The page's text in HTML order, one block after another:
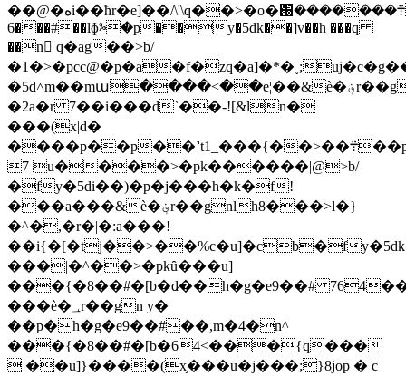
��@�هi��ћr�e]��/\'\q��>�o�܊�������֐-wv�n�
6���#��lɸⰳ�p��y�5dk��]v��h ���q
��n ْq�ag��>b/
�1�>�pcc@�p�a�f�zq�a]�*�˯;
�5d˄m��mա����<��e¦��&ѐ�؋r��gn
�2a�r 7��i���d`��-![&ln�
���(x|d�
����p��p��˺t1_���{��>��܊��p�����֐�
 7u����>�pk������|@>b/
�fy�5di��)�p�j���h�k�f!
���a���&ѐ�؋r��gnlh8���>l�}
�^�,�r�|�:a���!
��i{�[�tj��>��%c�u]�cb�f
���|�^��>�pkȗ���u]
���{�8��#�[b�d̷��h�g�e9��#
���ѐ�؀r��gn y�
��p�h�g�e9��#��,m�4�n^
���{�8��#�[b�64<���{q���
 ��u]}����(x֥���u�j���;}8jop � c